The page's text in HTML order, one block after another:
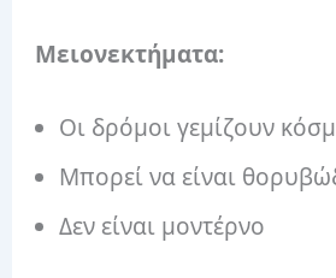
Μειονεκτήματα:
Οι δρόμοι γεμίζουν
Μπορεί να είναι
Δεν είναι μοντέρνο